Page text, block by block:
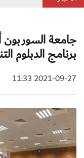
جامعة
برنامج الدبلوم
2021-09-27 11:33